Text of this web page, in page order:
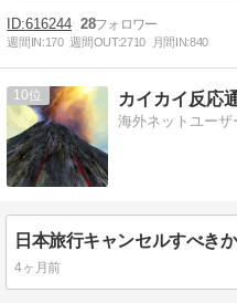
616244 28
週間IN:170 週間OUT:2710 月間IN:840
10 カイカイ反応
海外ネットユー
4ヶ月前